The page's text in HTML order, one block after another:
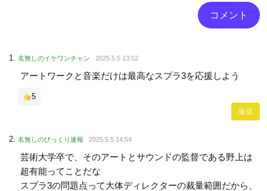
名無しのイケワンチャン 2025.5.5 13:52
アートワークと音楽だけは最高なスプラ3を応援しよう
5
返信
名無しのびっくり速報 2025.5.5 14:54
芸術大学卒で、そのアートとサウンドの監督である野上は
超有能ってことだな
スプラ3の問題点って大体ディレクターの裁量範囲だから、